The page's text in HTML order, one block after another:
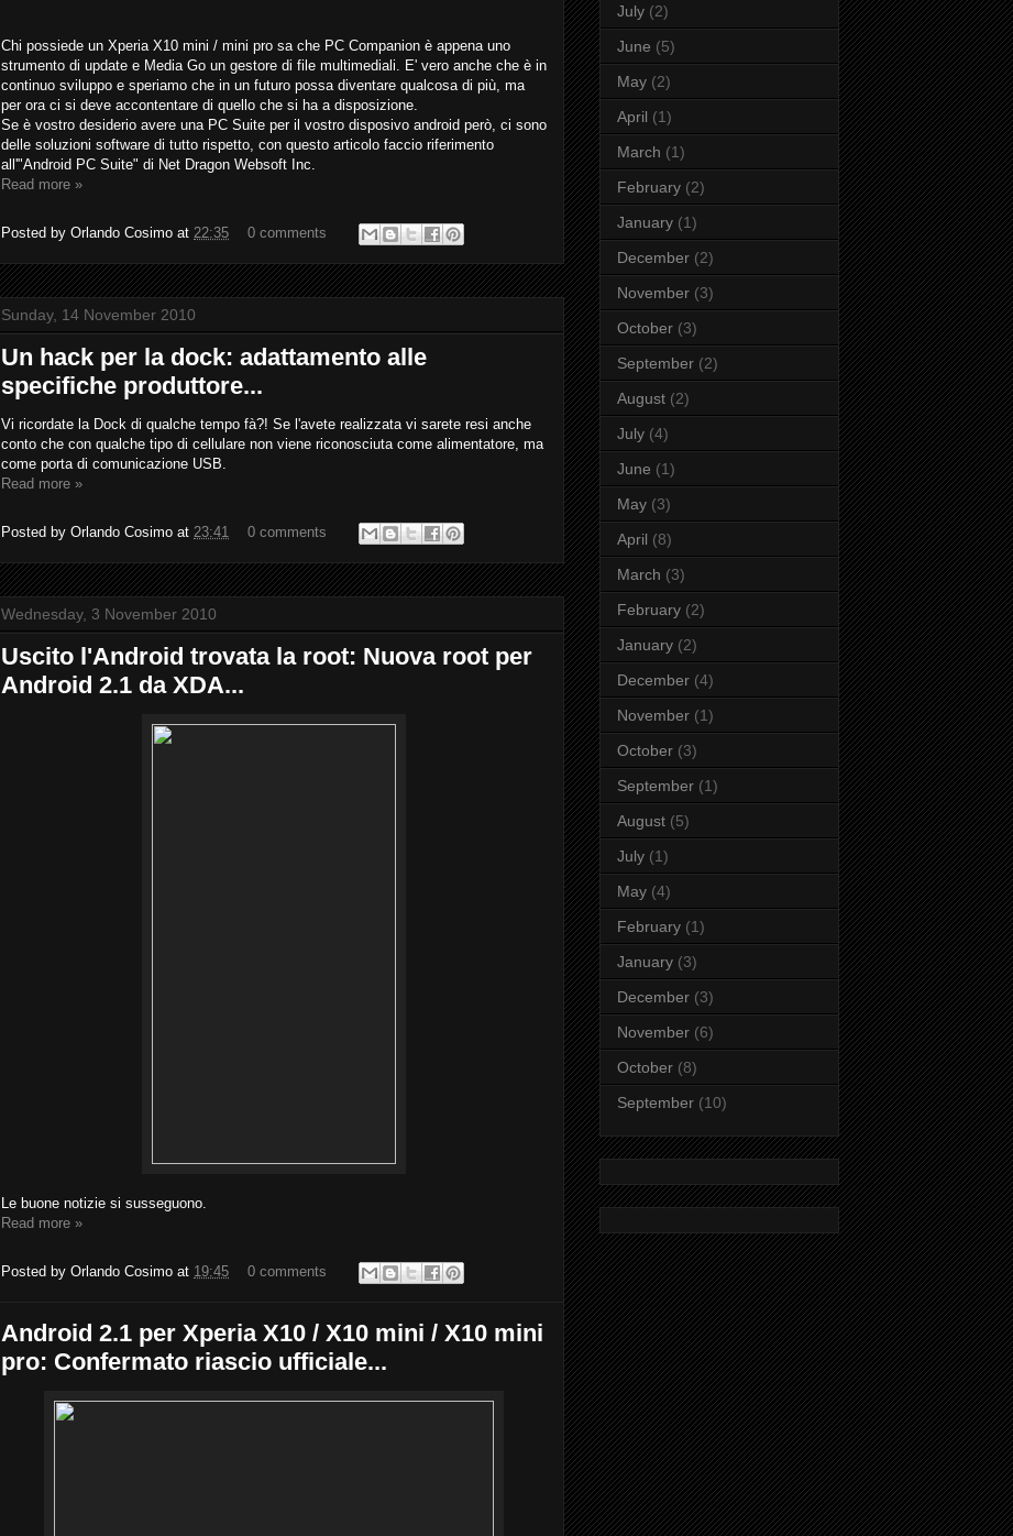
Chi possiede un Xperia X10 mini / mini pro sa che PC Companion è appena uno
strumento di update e Media Go un gestore di file multimediali. E' vero anche che è in
continuo sviluppo e speriamo che in un futuro possa diventare qualcosa di più, ma
per ora ci si deve accontentare di quello che si ha a disposizione.
Se è vostro desiderio avere una PC Suite per il vostro disposivo android però, ci sono
delle soluzioni software di tutto rispetto, con questo articolo faccio riferimento
all'"Android PC Suite" di Net Dragon Websoft Inc.
Read more »
Posted by Orlando Cosimo at 22:35 0 comments
Sunday, 14 November 2010
Un hack per la dock: adattamento alle
specifiche produttore...
Vi ricordate la Dock di qualche tempo fà?! Se l'avete realizzata vi sarete resi anche
conto che con qualche tipo di cellulare non viene riconosciuta come alimentatore, ma
come porta di comunicazione USB.
Read more »
Posted by Orlando Cosimo at 23:41 0 comments
Wednesday, 3 November 2010
Uscito l'Android trovata la root: Nuova root per
Android 2.1 da XDA...
Le buone notizie si susseguono.
Read more »
Posted by Orlando Cosimo at 19:45 0 comments
Android 2.1 per Xperia X10 / X10 mini / X10 mini
pro: Confermato riascio ufficiale...
July (2)
June (5)
May (2)
April (1)
March (1)
February (2)
January (1)
December (2)
November (3)
October (3)
September (2)
August (2)
July (4)
June (1)
May (3)
April (8)
March (3)
February (2)
January (2)
December (4)
November (1)
October (3)
September (1)
August (5)
July (1)
May (4)
February (1)
January (3)
December (3)
November (6)
October (8)
September (10)